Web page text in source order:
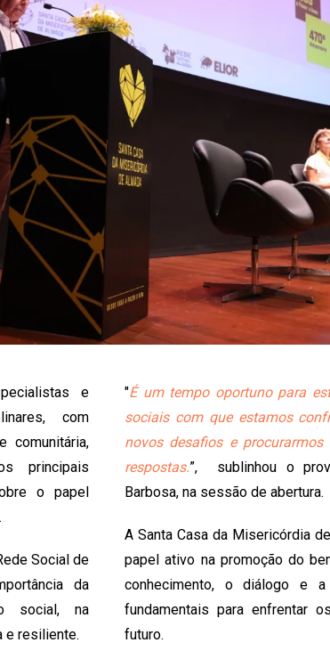
e
com
comunitária,
principais
o papel
Social de
da
social, na
e resiliente.
"É um tempo oportuno para
sociais com que estamos
novos desafios e
respostas.”, sublinhou o
Barbosa, na sessão de abertura.
A Santa Casa da Misericórdia
papel ativo na promoção do
conhecimento, o diálogo e
fundamentais para enfrentar
futuro.